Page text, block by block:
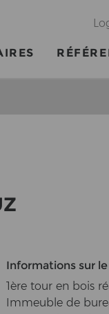
Informations sur
1ère tour en bois
Immeuble de